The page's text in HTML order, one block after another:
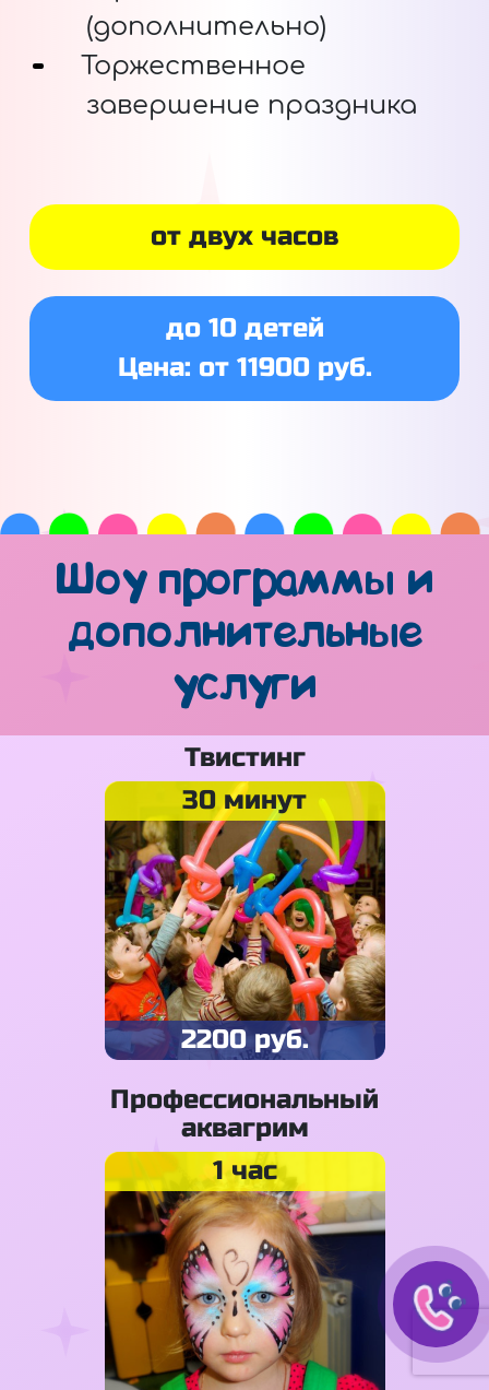
(дополнительно)
Торжественное
завершение праздника
от двух часов
до 10 детей
Цена: от 11900 руб.
Шоу программы и
дополнительные
услуги
Твистинг
30 минут
2200 руб.
Профессиональный
аквагрим
1 час